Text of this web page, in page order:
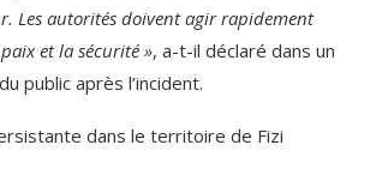
Les autorités doivent agir rapidement
et la sécurité », a-t-il déclaré dans un
public après l’incident.
dans le territoire de Fizi